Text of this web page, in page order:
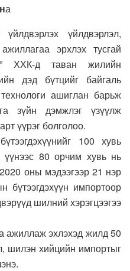
а
үйлдвэрлэл,
эрхлэх тусгай
ХХК-д таван жилийн
дэд бүтцийг байгаль
ашиглан барьж
зүйн дэмжлэг үзүүлж
үүрэг болголоо.
100 хувь
үүнээс 80 орчим хувь нь
оны мэдээгээр 21 нэр
бүтээгдэхүүн импортоор
шилний хэрэгцээгээ
ажиллаж эхлэхэд жилд 50
шилэн хийцийн импортыг